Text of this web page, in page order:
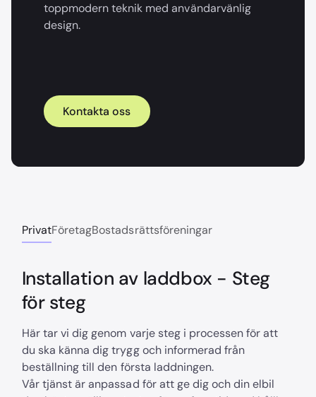
toppmodern teknik med användarvänlig
design.
Kontakta oss
PrivatFöretagBostadsrättsföreningar
Installation av laddbox - Steg
för steg
Här tar vi dig genom varje steg i processen för att
du ska känna dig trygg och informerad från
beställning till den första laddningen.
Vår tjänst är anpassad för att ge dig och din elbil